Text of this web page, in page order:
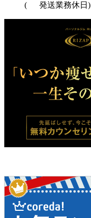
(
発送業務休日)